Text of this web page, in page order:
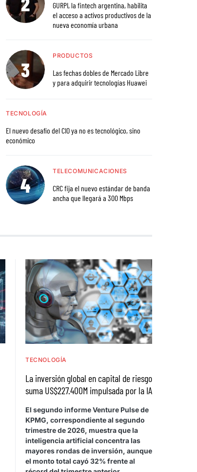
GURPI, la fintech argentina, habilita
el acceso a activos productivos de la
nueva economía urbana
PRODUCTOS
Las fechas dobles de Mercado Libre
y para adquirir tecnologías Huawei
TECNOLOGÍA
El nuevo desafío del CIO ya no es tecnológico, sino
económico
TELECOMUNICACIONES
CRC fija el nuevo estándar de banda
ancha que llegará a 300 Mbps
TECNOLOGÍA
La inversión global en capital de riesgo
suma US$227.400M impulsada por la IA
El segundo informe Venture Pulse de
KPMG, correspondiente al segundo
trimestre de 2026, muestra que la
inteligencia artificial concentra las
mayores rondas de inversión, aunque
el monto total cayó 32% frente al